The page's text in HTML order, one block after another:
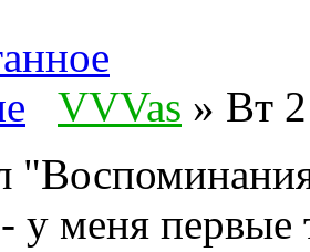
VVVas » Вт
у меня